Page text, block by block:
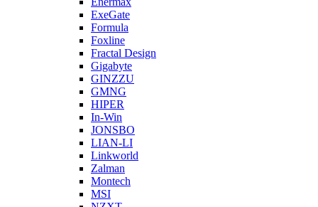
ExeGate
Formula
Foxline
Fractal Design
Gigabyte
GINZZU
GMNG
HIPER
In-Win
JONSBO
LIAN-LI
Linkworld
Zalman
Montech
MSI